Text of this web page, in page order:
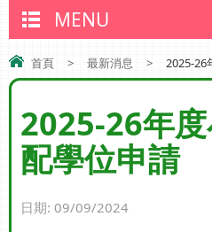
MENU
首頁 > 最新消息 > 2025-26
2025-26年
配學位申請
日期: 09/09/2024